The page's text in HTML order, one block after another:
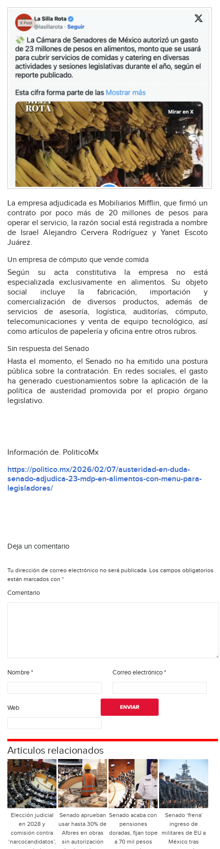
La empresa adjudicada es Mobiliarios Mifflin, que firmó un
contrato por poco más de 20 millones de pesos para
operar el servicio, la razón social está registrada a nombre
de Israel Alejandro Cervera Rodríguez y Yanet Escoto
Juárez.
Un empresa de cómputo que vende comida
Según su acta constitutiva la empresa no está
especializada exclusivamente en alimentos. Su objeto
social incluye la fabricación, importación y
comercialización de diversos productos, además de
servicios de asesoría, logística, auditorías, cómputo,
telecomunicaciones y venta de equipo tecnológico, así
como artículos de papelería y oficina entre otros rubros.
Sin respuesta del Senado
Hasta el momento, el Senado no ha emitido una postura
pública sobre la contratación. En redes sociales, el gasto
ha generado cuestionamientos sobre la aplicación de la
política de austeridad promovida por el propio órgano
legislativo.
Información de. PoliticoMx
https://politico.mx/2026/02/07/austeridad-en-duda-
senado-adjudica-23-mdp-en-alimentos-con-menu-para-
legisladores/
Deja un comentario
Tu dirección de correo electrónico no será publicada. Los campos obligatorios
están marcados con *
Comentario
Nombre* Correo electrónico*
Web
Articulos relacionados
Elección judicial
en 2028 y
comisión contra
‘narcocandidatos’,
Senado aprueban
usar hasta 30% de
Afores en obras
sin autorización
Senado acaba con
pensiones
doradas, fijan tope
a 70 mil pesos
Senado ‘frena’
ingreso de
militares de EU a
México tras